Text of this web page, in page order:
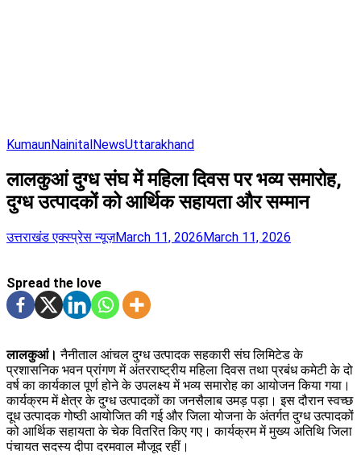
KumaunNainitalNewsUttarakhand
लालकुआं दुग्ध संघ में महिला दिवस पर भव्य समारोह,
दुग्ध उत्पादकों को आर्थिक सहायता और सम्मान
उत्तराखंड एक्स्प्रेस न्यूज़March 11, 2026March 11, 2026
Spread the love
लालकुआं।नैनीताल आंचल दुग्ध उत्पादक सहकारी संघ लिमिटेड के
प्रशासनिक भवन प्रांगण में अंतरराष्ट्रीय महिला दिवस तथा प्रबंध कमेटी के दो
वर्ष का कार्यकाल पूर्ण होने के उपलक्ष्य में भव्य समारोह का आयोजन किया गया।
कार्यक्रम में क्षेत्र के दुग्ध उत्पादकों का जनसैलाब उमड़ पड़ा। इस दौरान स्वच्छ
दूध उत्पादक गोष्ठी आयोजित की गई और जिला योजना के अंतर्गत दुग्ध उत्पादकों
को आर्थिक सहायता के चेक वितरित किए गए। कार्यक्रम में मुख्य अतिथि जिला
पंचायत सदस्य दीपा दरमवाल मौजूद रहीं।